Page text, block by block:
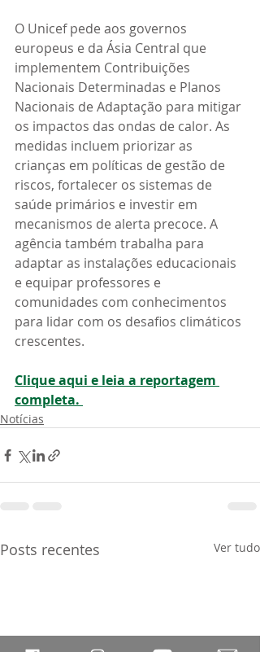
O Unicef pede aos governos
europeus e da Ásia Central que
implementem Contribuições
Nacionais Determinadas e Planos
Nacionais de Adaptação para mitigar
os impactos das ondas de calor. As
medidas incluem priorizar as
crianças em políticas de gestão de
riscos, fortalecer os sistemas de
saúde primários e investir em
mecanismos de alerta precoce. A
agência também trabalha para
adaptar as instalações educacionais
e equipar professores e
comunidades com conhecimentos
para lidar com os desafios climáticos
crescentes.
Clique aqui e leia a reportagem
completa.
Notícias
Posts recentes Ver tudo